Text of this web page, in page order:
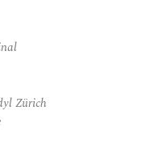
Zürich